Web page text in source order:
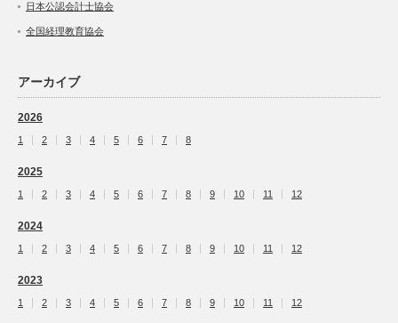
日本公認会計士協会
全国経理教育協会
アーカイブ
2026
1 2 3 4 5 6 7 8
2025
1 2 3 4 5 6 7 8 9 10 11 12
2024
1 2 3 4 5 6 7 8 9 10 11 12
2023
1 2 3 4 5 6 7 8 9 10 11 12